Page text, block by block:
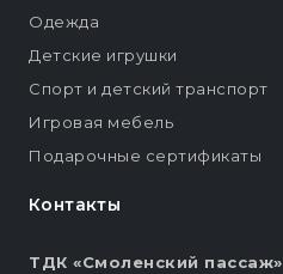
Контакты
ТДК «Смоленский пассаж»
Одежда
Детские игрушки
Спорт и детский транспорт
Игровая мебель
Подарочные сертификаты